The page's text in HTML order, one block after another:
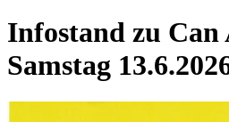
Infostand zu Can
Samstag